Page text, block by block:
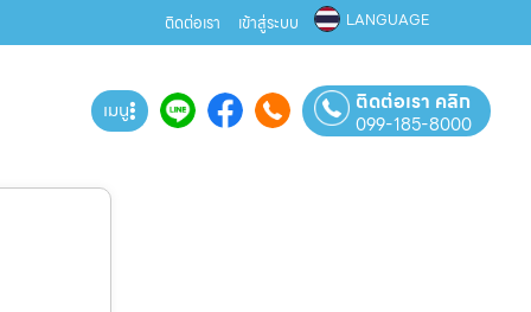
ติดต่อเรา เข้าสู่ระบบ LANGUAGE
เมนู ติดต่อเรา คลิก
099-185-8000